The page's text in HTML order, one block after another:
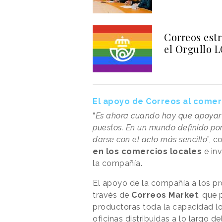
Correos
el Orgullo
El apoyo de Correos al
“Es ahora cuando hay que
puestos. En un mundo definido
darse con el acto más sencillo”,
en los comercios locales e
la compañía.
El apoyo de la compañía a los
través de Correos Market, que
productoras toda la capacidad
oficinas distribuidas a lo largo